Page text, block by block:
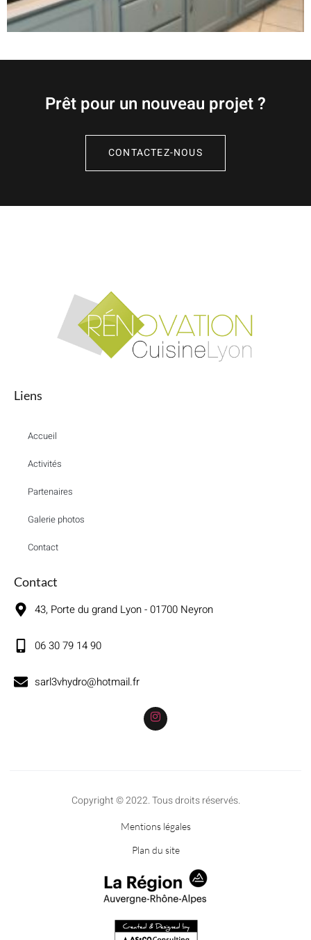
Prêt pour un nouveau projet ?
CONTACTEZ-NOUS
Liens
Accueil
Activités
Partenaires
Galerie photos
Contact
Contact
43, Porte du grand Lyon - 01700 Neyron
06 30 79 14 90
sarl3vhydro@hotmail.fr
Copyright © 2022. Tous droits réservés.
Mentions légales
Plan du site